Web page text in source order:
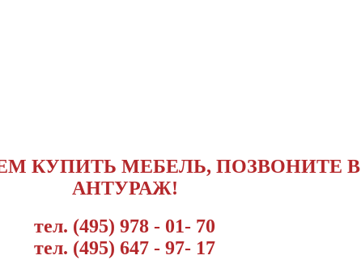
КУПИТЬ МЕБЕЛЬ, ПОЗВОНИТЕ В
АНТУРАЖ!
тел. (495) 978 - 01- 70
тел. (495) 647 - 97- 17